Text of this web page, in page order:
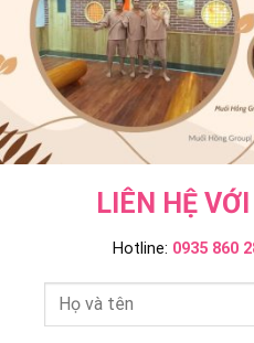
LIÊN HỆ
Hotline: 0935 860